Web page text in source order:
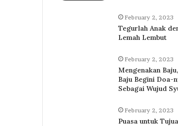
February 2, 2023
Tegurlah Anak
Lemah Lembut
February 2, 2023
Mengenakan
Baju Begini Doa-
Sebagai Wujud
February 2, 2023
Puasa untuk